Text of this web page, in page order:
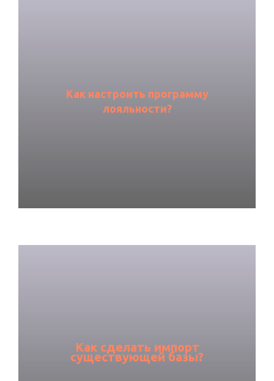
Как настроить программу
лояльности?
Как сделать импорт
существующей базы?